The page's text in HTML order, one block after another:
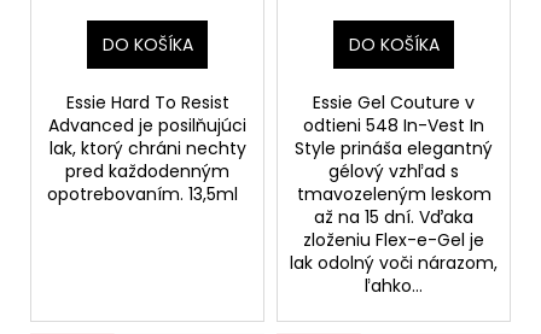
DO KOŠÍKA
Essie Hard To Resist
Advanced je posilňujúci
lak, ktorý chráni nechty
pred každodenným
opotrebovaním. 13,5ml
DO KOŠÍKA
Essie Gel Couture v
odtieni 548 In-Vest In
Style prináša elegantný
gélový vzhľad s
tmavozeleným leskom
až na 15 dní. Vďaka
zloženiu Flex-e-Gel je
lak odolný voči nárazom,
ľahko...